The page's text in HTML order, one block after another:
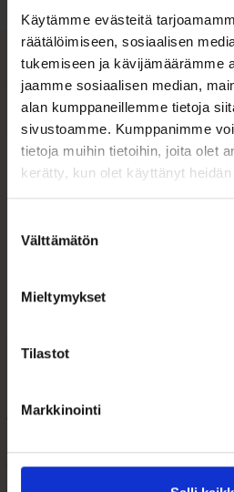
Käytämme evästeitä
räätälöimiseen, sosiaalisen
tukemiseen ja kävijämäärämme
jaamme sosiaalisen median,
alan kumppaneillemme tietoja
sivustoamme. Kumppanimme
tietoja muihin tietoihin, joita olet
kerätty, kun olet käyttänyt heidän
valinta
Välttämätön
Mieltymykset
Tilastot
Markkinointi
Tutustu myös
21mm x 12mm
99,00€
Kultainen ristiriipus 14k kultaa,
koko 21x12...
Tällä
on